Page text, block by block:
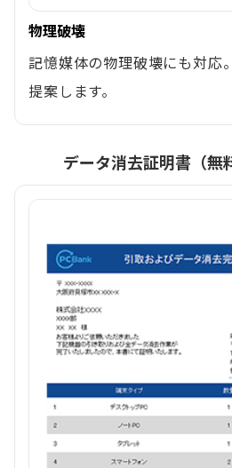
物理破壊
記憶媒体の物理破壊にも対応
提案します。
データ消去証明書（無